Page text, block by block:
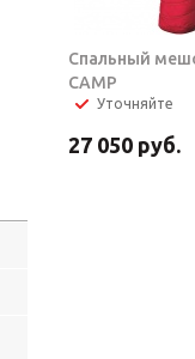
Спальный
CAMP
Уточняйте
27 050 руб.